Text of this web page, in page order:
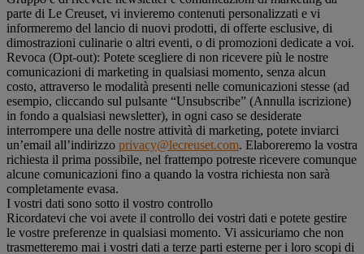
parte di Le Creuset, vi invieremo contenuti personalizzati e vi
informeremo del lancio di nuovi prodotti, di offerte esclusive, di
dimostrazioni culinarie o altri eventi, o di promozioni dedicate a voi.
Revoca (Opt-out): Potete scegliere di non ricevere più le nostre
comunicazioni di marketing in qualsiasi momento, senza alcun
costo, attraverso le modalità presenti nelle comunicazioni stesse (ad
esempio, cliccando sul pulsante “Unsubscribe” (Annulla iscrizione)
in fondo a qualsiasi newsletter), in ogni caso se desiderate
interrompere una delle nostre attività di marketing, potete inviarci
un’email all’indirizzo privacy@lecreuset.com. Elaboreremo la vostra
richiesta il prima possibile, nel frattempo potreste ricevere comunque
alcune comunicazioni fino a quando la vostra richiesta non sarà
completamente evasa.
I vostri dati sono sotto il vostro controllo
Ricordatevi che voi avete il controllo dei vostri dati e potete gestire
le vostre preferenze in qualsiasi momento. Vi assicuriamo che non
trasmetteremo mai i vostri dati a terze parti esterne per i loro scopi di